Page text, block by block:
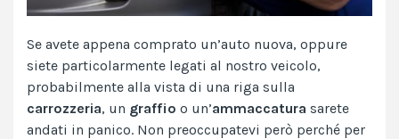
Se avete appena comprato un’auto nuova, oppure
siete particolarmente legati al nostro veicolo,
probabilmente alla vista di una riga sulla
carrozzeria, un graffio o un’ammaccatura sarete
andati in panico. Non preoccupatevi però perché per